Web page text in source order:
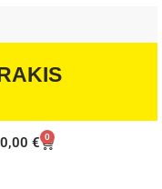
0,00€ 0
Cart